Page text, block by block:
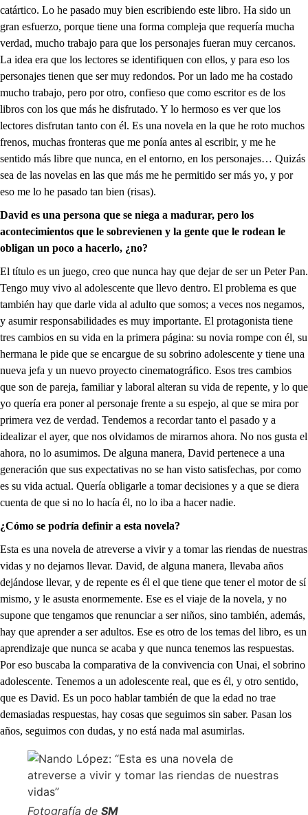
catártico. Lo he pasado muy bien escribiendo este libro. Ha sido un
gran esfuerzo, porque tiene una forma compleja que requería mucha
verdad, mucho trabajo para que los personajes fueran muy cercanos.
La idea era que los lectores se identifiquen con ellos, y para eso los
personajes tienen que ser muy redondos. Por un lado me ha costado
mucho trabajo, pero por otro, confieso que como escritor es de los
libros con los que más he disfrutado. Y lo hermoso es ver que los
lectores disfrutan tanto con él. Es una novela en la que he roto muchos
frenos, muchas fronteras que me ponía antes al escribir, y me he
sentido más libre que nunca, en el entorno, en los personajes… Quizás
sea de las novelas en las que más me he permitido ser más yo, y por
eso me lo he pasado tan bien (risas).
David es una persona que se niega a madurar, pero los
acontecimientos que le sobrevienen y la gente que le rodean le
obligan un poco a hacerlo, ¿no?
El título es un juego, creo que nunca hay que dejar de ser un Peter Pan.
Tengo muy vivo al adolescente que llevo dentro. El problema es que
también hay que darle vida al adulto que somos; a veces nos negamos,
y asumir responsabilidades es muy importante. El protagonista tiene
tres cambios en su vida en la primera página: su novia rompe con él, su
hermana le pide que se encargue de su sobrino adolescente y tiene una
nueva jefa y un nuevo proyecto cinematográfico. Esos tres cambios
que son de pareja, familiar y laboral alteran su vida de repente, y lo que
yo quería era poner al personaje frente a su espejo, al que se mira por
primera vez de verdad. Tendemos a recordar tanto el pasado y a
idealizar el ayer, que nos olvidamos de mirarnos ahora. No nos gusta el
ahora, no lo asumimos. De alguna manera, David pertenece a una
generación que sus expectativas no se han visto satisfechas, por como
es su vida actual. Quería obligarle a tomar decisiones y a que se diera
cuenta de que si no lo hacía él, no lo iba a hacer nadie.
¿Cómo se podría definir a esta novela?
Esta es una novela de atreverse a vivir y a tomar las riendas de nuestras
vidas y no dejarnos llevar. David, de alguna manera, llevaba años
dejándose llevar, y de repente es él el que tiene que tener el motor de sí
mismo, y le asusta enormemente. Ese es el viaje de la novela, y no
supone que tengamos que renunciar a ser niños, sino también, además,
hay que aprender a ser adultos. Ese es otro de los temas del libro, es un
aprendizaje que nunca se acaba y que nunca tenemos las respuestas.
Por eso buscaba la comparativa de la convivencia con Unai, el sobrino
adolescente. Tenemos a un adolescente real, que es él, y otro sentido,
que es David. Es un poco hablar también de que la edad no trae
demasiadas respuestas, hay cosas que seguimos sin saber. Pasan los
años, seguimos con dudas, y no está nada mal asumirlas.
Fotografía de SM